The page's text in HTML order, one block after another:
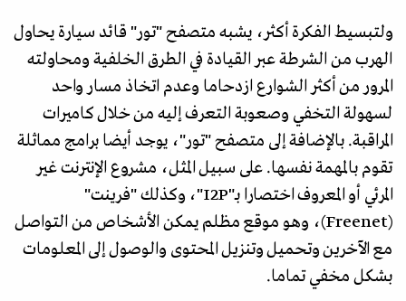
ولتبسيط الفكرة أكثر، يشبه متصفح "تور" قائد سيارة يحاول
الهرب من الشرطة عبر القيادة في الطرق الخلفية ومحاولته
المرور من أكثر الشوارع ازدحاما وعدم اتخاذ مسار واحد
لسهولة التخفي وصعوبة التعرف إليه من خلال كاميرات
المراقبة. بالإضافة إلى متصفح "تور"، يوجد أيضا برامج مماثلة
تقوم بالمهمة نفسها. على سبيل المثل، مشروع الإنترنت غير
المرئي أو المعروف اختصارا بـ"I2P"، وكذلك "فرينت"
(Freenet)، وهو موقع مظلم يمكن الأشخاص من التواصل
مع الآخرين وتحميل وتنزيل المحتوى والوصول إلى المعلومات
بشكل مخفي تماما.